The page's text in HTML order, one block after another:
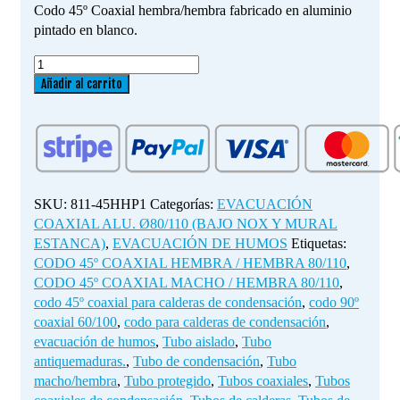
Codo 45º Coaxial hembra/hembra fabricado en aluminio
pintado en blanco.
CODO
45º
HEMBRA
HEMBRA
cantidad
Añadir al carrito
SKU: 811-45HHP1 Categorías: EVACUACIÓN
COAXIAL ALU. Ø80/110 (BAJO NOX Y MURAL
ESTANCA), EVACUACIÓN DE HUMOS Etiquetas:
CODO 45º COAXIAL HEMBRA / HEMBRA 80/110,
CODO 45º COAXIAL MACHO / HEMBRA 80/110,
codo 45º coaxial para calderas de condensación, codo 90º
coaxial 60/100, codo para calderas de condensación,
evacuación de humos, Tubo aislado, Tubo
antiquemaduras., Tubo de condensación, Tubo
macho/hembra, Tubo protegido, Tubos coaxiales, Tubos